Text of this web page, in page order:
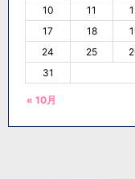
« 10月
10
11
17
18
24
25
31